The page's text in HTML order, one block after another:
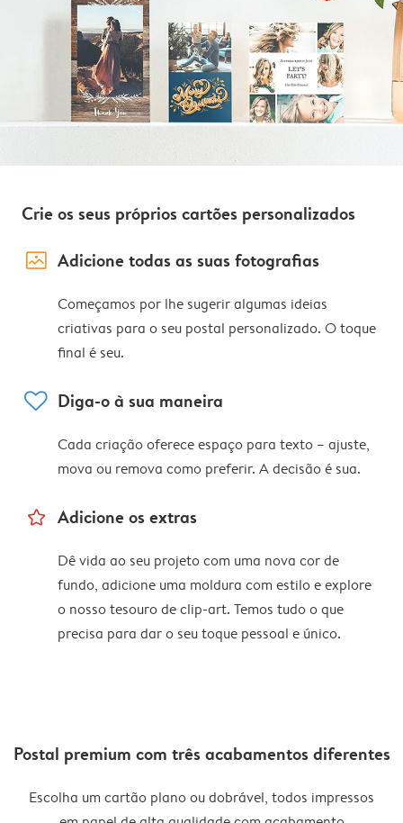
Crie os seus próprios cartões personalizados
image_placeholder Adicione todas as suas fotografias
Começamos por lhe sugerir algumas ideias
criativas para o seu postal personalizado. O toque
final é seu.
heart Diga-o à sua maneira
Cada criação oferece espaço para texto – ajuste,
mova ou remova como preferir. A decisão é sua.
star_outline Adicione os extras
Dê vida ao seu projeto com uma nova cor de
fundo, adicione uma moldura com estilo e explore
o nosso tesouro de clip-art. Temos tudo o que
precisa para dar o seu toque pessoal e único.
Postal premium com três acabamentos diferentes
Escolha um cartão plano ou dobrável, todos impressos